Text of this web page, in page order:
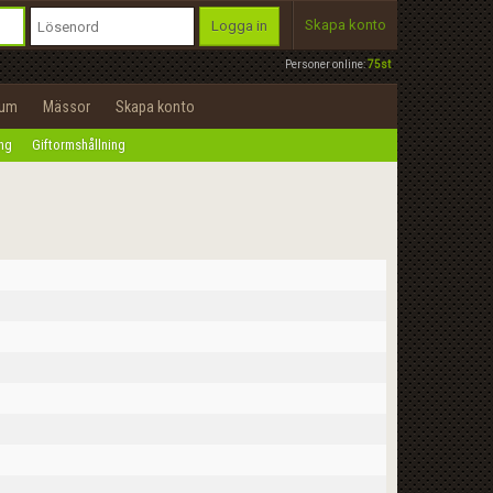
Personer online:75st
Logga in Skapa konto
Mässor Skapa konto
Giftormshållning